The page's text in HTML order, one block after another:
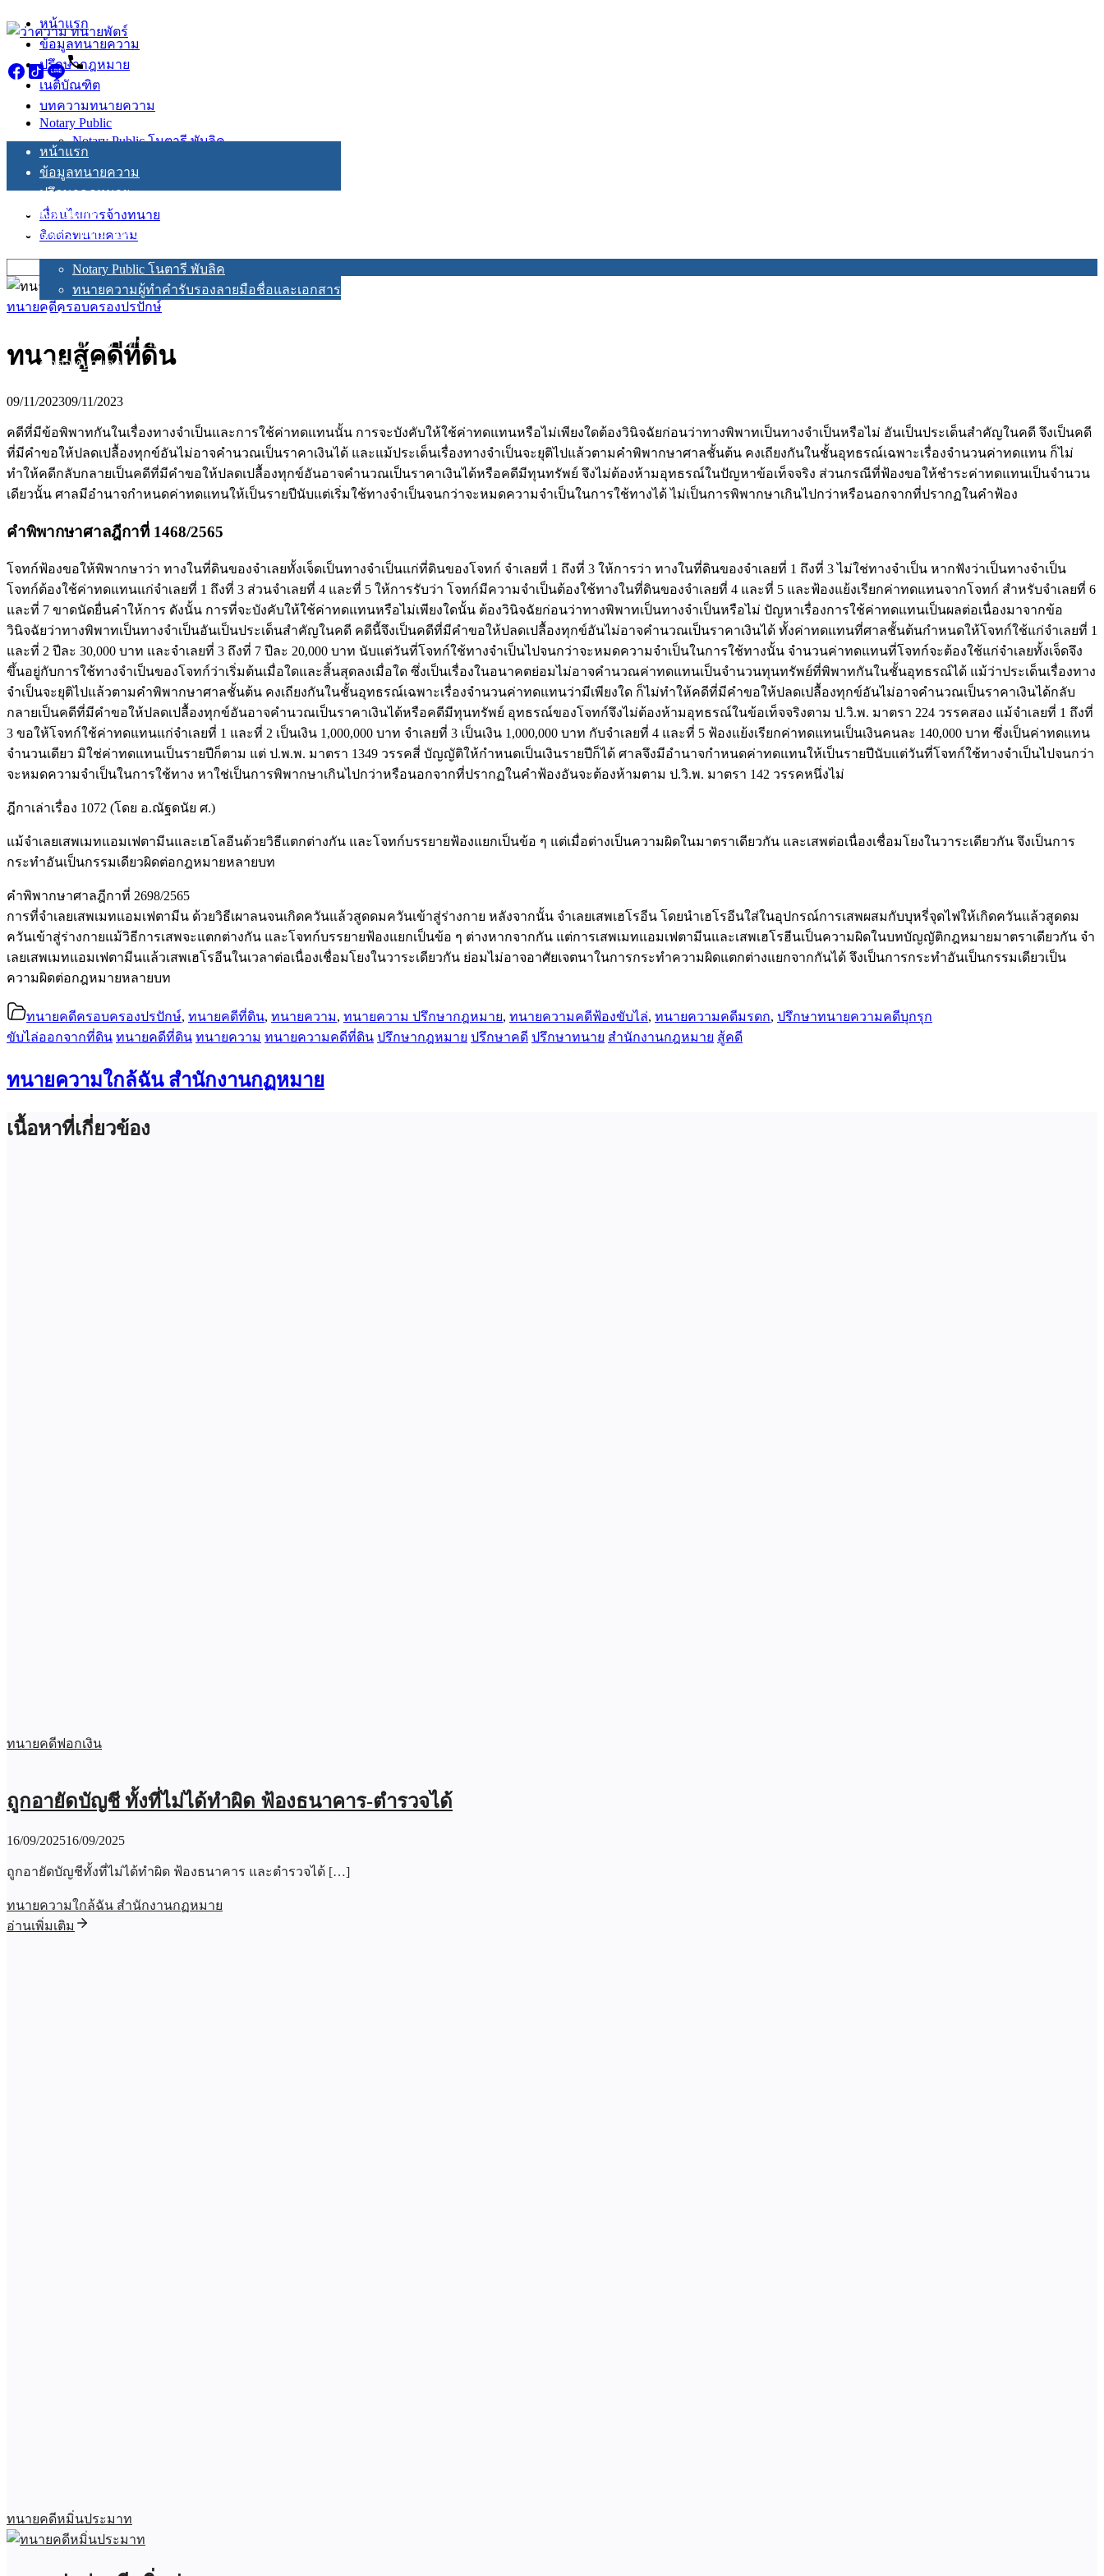
Skip
to
content
หน้าแรก
ข้อมูลทนายความ
ปรึกษากฎหมาย
เนติบัณฑิต
บทความทนายความ
Notary Public โนตารี พับลิค
ทนายความผู้ทำคำรับรองลายมือชื่อและเอกสาร
เงื่อนไขการจ้างทนาย
ติดต่อทนายความ
หน้าแรก
ข้อมูลทนายความ
ปรึกษากฎหมาย
เนติบัณฑิต
บทความทนายความ
Notary Public
Notary Public โนตารี พับลิค
ทนายความผู้ทำคำรับรองลายมือชื่อและเอกสาร
เงื่อนไขการจ้างทนาย
ติดต่อทนายความ
for:
ทนายคดีครอบครองปรปักษ์
ทนายสู้คดีที่ดิน
09/11/202309/11/2023
คดีที่มีข้อพิพาทกันในเรื่องทางจำเป็นและการใช้ค่าทดแทนนั้น การจะบังคับให้ใช้ค่าทดแทนหรือไม่เพียงใดต้องวินิจฉัยก่อนว่าทางพิพาทเป็นทางจำเป็นหรือไม่ อันเป็นประเด็นสำคัญในคดี จึงเป็นคดี
ที่มีคำขอให้ปลดเปลื้องทุกข์อันไม่อาจคำนวณเป็นราคาเงินได้ และแม้ประเด็นเรื่องทางจำเป็นจะยุติไปแล้วตามคำพิพากษาศาลชั้นต้น คงเถียงกันในชั้นอุทธรณ์เฉพาะเรื่องจำนวนค่าทดแทน ก็ไม่
ทำให้คดีกลับกลายเป็นคดีที่มีคำขอให้ปลดเปลื้องทุกข์อันอาจคำนวณเป็นราคาเงินได้หรือคดีมีทุนทรัพย์ จึงไม่ต้องห้ามอุทธรณ์ในปัญหาข้อเท็จจริง ส่วนกรณีที่ฟ้องขอให้ชำระค่าทดแทนเป็นจำนวน
เดียวนั้น ศาลมีอำนาจกำหนดค่าทดแทนให้เป็นรายปีนับแต่เริ่มใช้ทางจำเป็นจนกว่าจะหมดความจำเป็นในการใช้ทางได้ ไม่เป็นการพิพากษาเกินไปกว่าหรือนอกจากที่ปรากฏในคำฟ้อง
คำพิพากษาศาลฎีกาที่ 1468/2565
โจทก์ฟ้องขอให้พิพากษาว่า ทางในที่ดินของจำเลยทั้งเจ็ดเป็นทางจำเป็นแก่ที่ดินของโจทก์ จำเลยที่ 1 ถึงที่ 3 ให้การว่า ทางในที่ดินของจำเลยที่ 1 ถึงที่ 3 ไม่ใช่ทางจำเป็น หากฟังว่าเป็นทางจำเป็น
โจทก์ต้องใช้ค่าทดแทนแก่จำเลยที่ 1 ถึงที่ 3 ส่วนจำเลยที่ 4 และที่ 5 ให้การรับว่า โจทก์มีความจำเป็นต้องใช้ทางในที่ดินของจำเลยที่ 4 และที่ 5 และฟ้องแย้งเรียกค่าทดแทนจากโจทก์ สำหรับจำเลยที่ 6
และที่ 7 ขาดนัดยื่นคำให้การ ดังนั้น การที่จะบังคับให้ใช้ค่าทดแทนหรือไม่เพียงใดนั้น ต้องวินิจฉัยก่อนว่าทางพิพาทเป็นทางจำเป็นหรือไม่ ปัญหาเรื่องการใช้ค่าทดแทนเป็นผลต่อเนื่องมาจากข้อ
วินิจฉัยว่าทางพิพาทเป็นทางจำเป็นอันเป็นประเด็นสำคัญในคดี คดีนี้จึงเป็นคดีที่มีคำขอให้ปลดเปลื้องทุกข์อันไม่อาจคำนวณเป็นราคาเงินได้ ทั้งค่าทดแทนที่ศาลชั้นต้นกำหนดให้โจทก์ใช้แก่จำเลยที่ 1
และที่ 2 ปีละ 30,000 บาท และจำเลยที่ 3 ถึงที่ 7 ปีละ 20,000 บาท นับแต่วันที่โจทก์ใช้ทางจำเป็นไปจนกว่าจะหมดความจำเป็นในการใช้ทางนั้น จำนวนค่าทดแทนที่โจทก์จะต้องใช้แก่จำเลยทั้งเจ็ดจึง
ขึ้นอยู่กับการใช้ทางจำเป็นของโจทก์ว่าเริ่มต้นเมื่อใดและสิ้นสุดลงเมื่อใด ซึ่งเป็นเรื่องในอนาคตย่อมไม่อาจคำนวณค่าทดแทนเป็นจำนวนทุนทรัพย์ที่พิพาทกันในชั้นอุทธรณ์ได้ แม้ว่าประเด็นเรื่องทาง
จำเป็นจะยุติไปแล้วตามคำพิพากษาศาลชั้นต้น คงเถียงกันในชั้นอุทธรณ์เฉพาะเรื่องจำนวนค่าทดแทนว่ามีเพียงใด ก็ไม่ทำให้คดีที่มีคำขอให้ปลดเปลื้องทุกข์อันไม่อาจคำนวณเป็นราคาเงินได้กลับ
กลายเป็นคดีที่มีคำขอให้ปลดเปลื้องทุกข์อันอาจคำนวณเป็นราคาเงินได้หรือคดีมีทุนทรัพย์ อุทธรณ์ของโจทก์จึงไม่ต้องห้ามอุทธรณ์ในข้อเท็จจริงตาม ป.วิ.พ. มาตรา 224 วรรคสอง แม้จำเลยที่ 1 ถึงที่
3 ขอให้โจทก์ใช้ค่าทดแทนแก่จำเลยที่ 1 และที่ 2 เป็นเงิน 1,000,000 บาท จำเลยที่ 3 เป็นเงิน 1,000,000 บาท กับจำเลยที่ 4 และที่ 5 ฟ้องแย้งเรียกค่าทดแทนเป็นเงินคนละ 140,000 บาท ซึ่งเป็นค่าทดแทน
จำนวนเดียว มิใช่ค่าทดแทนเป็นรายปีก็ตาม แต่ ป.พ.พ. มาตรา 1349 วรรคสี่ บัญญัติให้กำหนดเป็นเงินรายปีก็ได้ ศาลจึงมีอำนาจกำหนดค่าทดแทนให้เป็นรายปีนับแต่วันที่โจทก์ใช้ทางจำเป็นไปจนกว่า
จะหมดความจำเป็นในการใช้ทาง หาใช่เป็นการพิพากษาเกินไปกว่าหรือนอกจากที่ปรากฏในคำฟ้องอันจะต้องห้ามตาม ป.วิ.พ. มาตรา 142 วรรคหนึ่งไม่
ฎีกาเล่าเรื่อง 1072 (โดย อ.ณัฐดนัย ศ.)
แม้จําเลยเสพเมทแอมเฟตามีนและเฮโลอีนด้วยวิธีแตกต่างกัน และโจทก์บรรยายฟ้องแยกเป็นข้อ ๆ แต่เมื่อต่างเป็นความผิดในมาตราเดียวกัน และเสพต่อเนื่องเชื่อมโยงในวาระเดียวกัน จึงเป็นการ
กระทำอันเป็นกรรมเดียวผิดต่อกฎหมายหลายบท
คำพิพากษาศาลฎีกาที่ 2698/2565
การที่จําเลยเสพเมทแอมเฟตามีน ด้วยวิธีเผาลนจนเกิดควันแล้วสูดดมควันเข้าสู่ร่างกาย หลังจากนั้น จําเลยเสพเฮโรอีน โดยนําเฮโรอีนใส่ในอุปกรณ์การเสพผสมกับบุหรี่จุดไฟให้เกิดควันแล้วสูดดม
ควันเข้าสู่ร่างกายแม้วิธีการเสพจะแตกต่างกัน และโจทก์บรรยายฟ้องแยกเป็นข้อ ๆ ต่างหากจากกัน แต่การเสพเมทแอมเฟตามีนและเสพเฮโรฮีนเป็นความผิดในบทบัญญัติกฎหมายมาตราเดียวกัน จํา
เลยเสพเมทแอมเฟตามีนแล้วเสพเฮโรอีนในเวลาต่อเนื่องเชื่อมโยงในวาระเดียวกัน ย่อมไม่อาจอาศัยเจตนาในการกระทำความผิดแตกต่างแยกจากกันได้ จึงเป็นการกระทำอันเป็นกรรมเดียวเป็น
ความผิดต่อกฎหมายหลายบท
ทนายคดีครอบครองปรปักษ์, ทนายคดีที่ดิน, ทนายความ, ทนายความ ปรึกษากฎหมาย, ทนายความคดีฟ้องขับไล่, ทนายความคดีมรดก, ปรึกษาทนายความคดีบุกรุก
ขับไล่ออกจากที่ดิน ทนายคดีที่ดิน ทนายความ ทนายความคดีที่ดิน ปรึกษากฎหมาย ปรึกษาคดี ปรึกษาทนาย สำนักงานกฎหมาย สู้คดี
ทนายความใกล้ฉัน สำนักงานกฏหมาย
เนื้อหาที่เกี่ยวข้อง
ทนายคดีฟอกเงิน
ถูกอายัดบัญชี ทั้งที่ไม่ได้ทำผิด ฟ้องธนาคาร-ตำรวจได้
16/09/202516/09/2025
ถูกอายัดบัญชีทั้งที่ไม่ได้ทำผิด ฟ้องธนาคาร และตำรวจได้ […]
ทนายความใกล้ฉัน สำนักงานกฏหมาย
อ่านเพิ่มเติม
ทนายคดีหมิ่นประมาท